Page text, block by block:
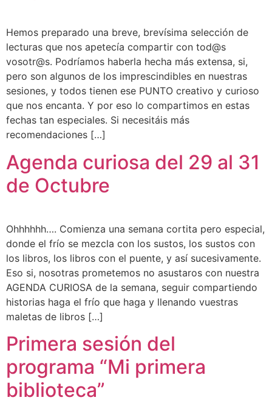
Hemos preparado una breve, brevísima selección de
lecturas que nos apetecía compartir con tod@s
vosotr@s. Podríamos haberla hecha más extensa, si,
pero son algunos de los imprescindibles en nuestras
sesiones, y todos tienen ese PUNTO creativo y curioso
que nos encanta. Y por eso lo compartimos en estas
fechas tan especiales. Si necesitáis más
recomendaciones […]
Agenda curiosa del 29 al 31
de Octubre
Ohhhhhh…. Comienza una semana cortita pero especial,
donde el frío se mezcla con los sustos, los sustos con
los libros, los libros con el puente, y así sucesivamente.
Eso si, nosotras prometemos no asustaros con nuestra
AGENDA CURIOSA de la semana, seguir compartiendo
historias haga el frío que haga y llenando vuestras
maletas de libros […]
Primera sesión del
programa “Mi primera
biblioteca”